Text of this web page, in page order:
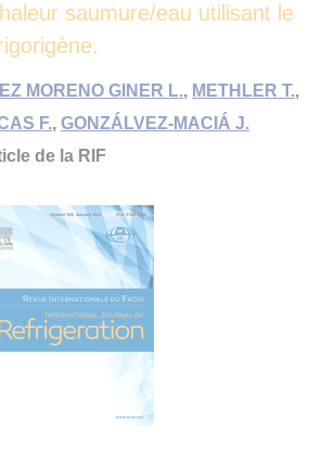
saumure/eau utilisant le
MORENO GINER L., METHLER T.,
F., GONZÁLVEZ-MACIÁ J.
de la RIF